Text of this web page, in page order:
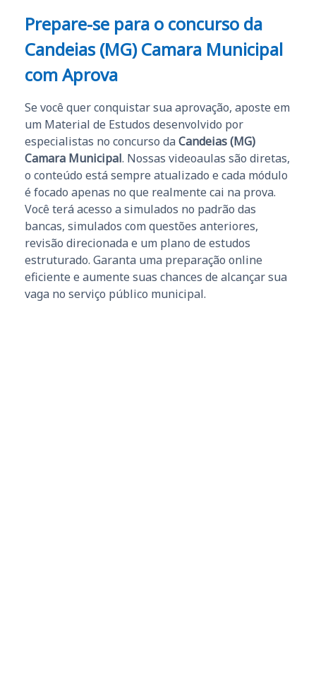
Prepare-se para o concurso da
Candeias (MG) Camara Municipal
com Aprova
Se você quer conquistar sua aprovação, aposte em
um Material de Estudos desenvolvido por
especialistas no concurso da Candeias (MG)
Camara Municipal. Nossas videoaulas são diretas,
o conteúdo está sempre atualizado e cada módulo
é focado apenas no que realmente cai na prova.
Você terá acesso a simulados no padrão das
bancas, simulados com questões anteriores,
revisão direcionada e um plano de estudos
estruturado. Garanta uma preparação online
eficiente e aumente suas chances de alcançar sua
vaga no serviço público municipal.